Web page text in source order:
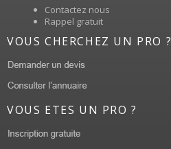
Contactez nous
Rappel gratuit
VOUS CHERCHEZ UN PRO ?
VOUS ETES UN PRO ?